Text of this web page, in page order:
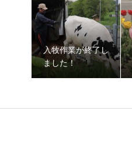
入牧作業が終了し
ました！